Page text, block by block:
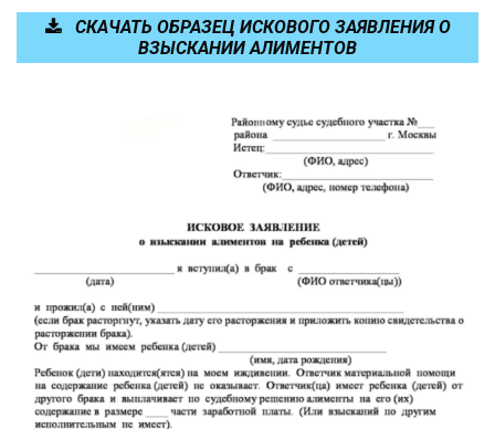
СКАЧАТЬ ОБРАЗЕЦ ИСКОВОГО ЗАЯВЛЕНИЯ О
ВЗЫСКАНИИ АЛИМЕНТОВ